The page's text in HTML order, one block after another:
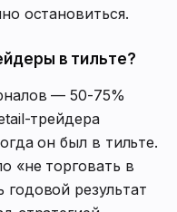
остановиться.
в тильте?
— 50-75%
трейдера
он был в тильте.
«не торговать в
результат